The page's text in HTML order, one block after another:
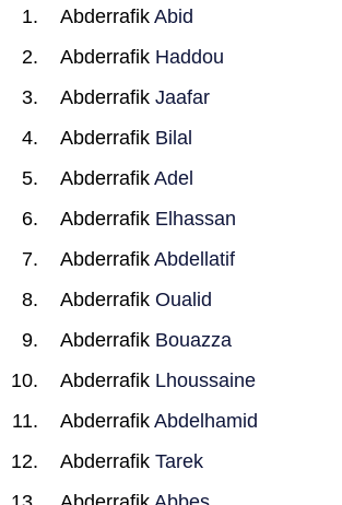
Abderrafik Abid
Abderrafik Haddou
Abderrafik Jaafar
Abderrafik Bilal
Abderrafik Adel
Abderrafik Elhassan
Abderrafik Abdellatif
Abderrafik Oualid
Abderrafik Bouazza
Abderrafik Lhoussaine
Abderrafik Abdelhamid
Abderrafik Tarek